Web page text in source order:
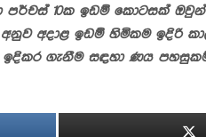
10ක ඉඩම් කොටසක්
අදාළ ඉඩම් හිමිකම ඉදිරි
ගැනීම සඳහා ණය පහසුකම්